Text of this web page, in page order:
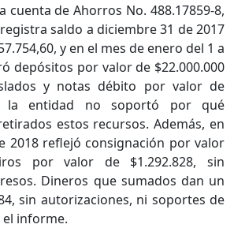
cuenta de Ahorros No. 488.17859-8,
saldo a diciembre 31 de 2017
y en el mes de enero del 1 a
depósitos por valor de $22.000.000
y notas débito por valor de
la entidad no soportó por qué
estos recursos. Además, en
2018 reflejó consignación por valor
por valor de $1.292.828, sin
Dineros que sumados dan un
sin autorizaciones, ni soportes de
informe.